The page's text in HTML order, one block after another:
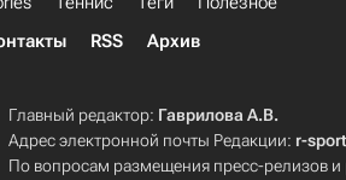
RSS Архив
Главный редактор: Гаврилова А.В.
Адрес электронной почты Редакции: r-
По вопросам размещения пресс-релизов